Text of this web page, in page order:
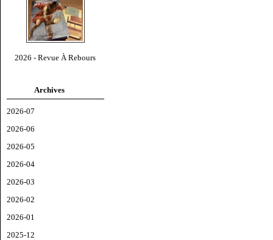
2026 - Revue À Rebours
Archives
2026-07
2026-06
2026-05
2026-04
2026-03
2026-02
2026-01
2025-12